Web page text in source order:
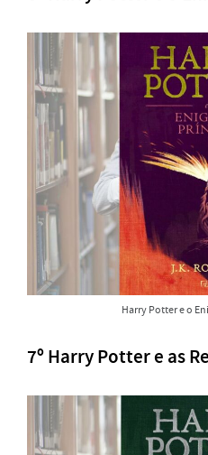
Harry Potter e o
7º Harry Potter e as